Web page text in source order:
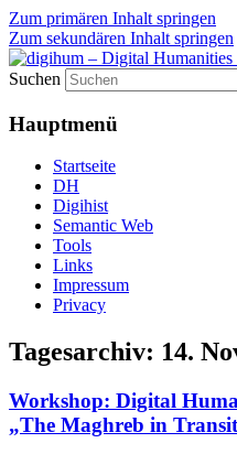
Zum primären Inhalt springen
Zum sekundären Inhalt springen
digihum –
Blog
fibri (find&bring)
Suchen
Hauptmenü
Startseite
DH
Digihist
Semantic Web
Tools
Links
Impressum
Privacy
Tagesarchiv: 14.
Workshop: Digital
„The Maghreb in